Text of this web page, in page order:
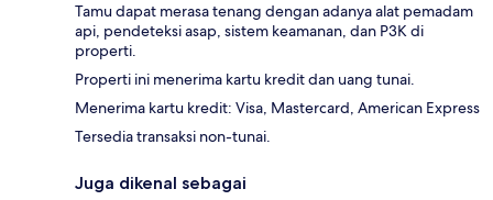
Tamu dapat merasa tenang dengan adanya alat pemadam
api, pendeteksi asap, sistem keamanan, dan P3K di
properti.
Properti ini menerima kartu kredit dan uang tunai.
Menerima kartu kredit: Visa, Mastercard, American Express
Tersedia transaksi non-tunai.
Juga dikenal sebagai